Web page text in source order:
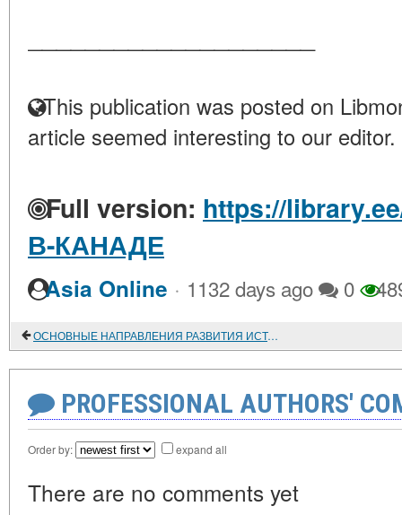
This publication was posted on
article seemed interesting to our editor.
Full version: https://
В-КАНАДЕ
Asia Online · 1132 days ago 0
ОСНОВНЫЕ НАПРАВЛЕНИЯ РАЗВИТИЯ ИСТОРИЧЕСКОЙ НАУКИ В СОВЕТСКОЙ ЛАТВИИ
PROFESSIONAL AUTHORS'
Order by: expand all
There are no comments yet